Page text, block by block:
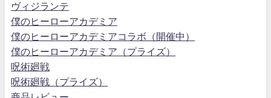
ヴィジランテ
僕のヒーローアカデミア
僕のヒーローアカデミアコラボ（開催中）
僕のヒーローアカデミア（プライズ）
呪術廻戦
呪術廻戦（プライズ）